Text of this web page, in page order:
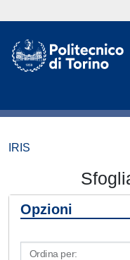
IRIS
Opzioni
Ordina per: